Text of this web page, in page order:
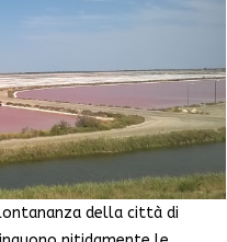
della città di